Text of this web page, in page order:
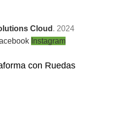
Cloud . 2024
Instagram
con Ruedas